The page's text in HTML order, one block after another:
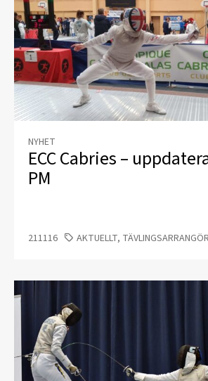
NYHET
ECC Cabries –
PM
211116 AKTUELLT, TÄVLINGSARRANGÖR